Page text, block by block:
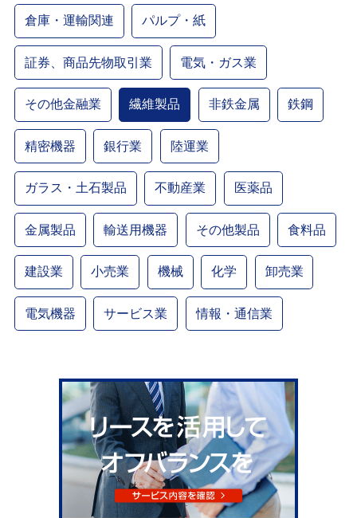
倉庫・運輸関連 パルプ・紙
証券、商品先物取引業 電気・ガス業
その他金融業 繊維製品 非鉄金属 鉄鋼
精密機器 銀行業 陸運業
ガラス・土石製品 不動産業 医薬品
金属製品 輸送用機器 その他製品 食料品
建設業 小売業 機械 化学 卸売業
電気機器 サービス業 情報・通信業